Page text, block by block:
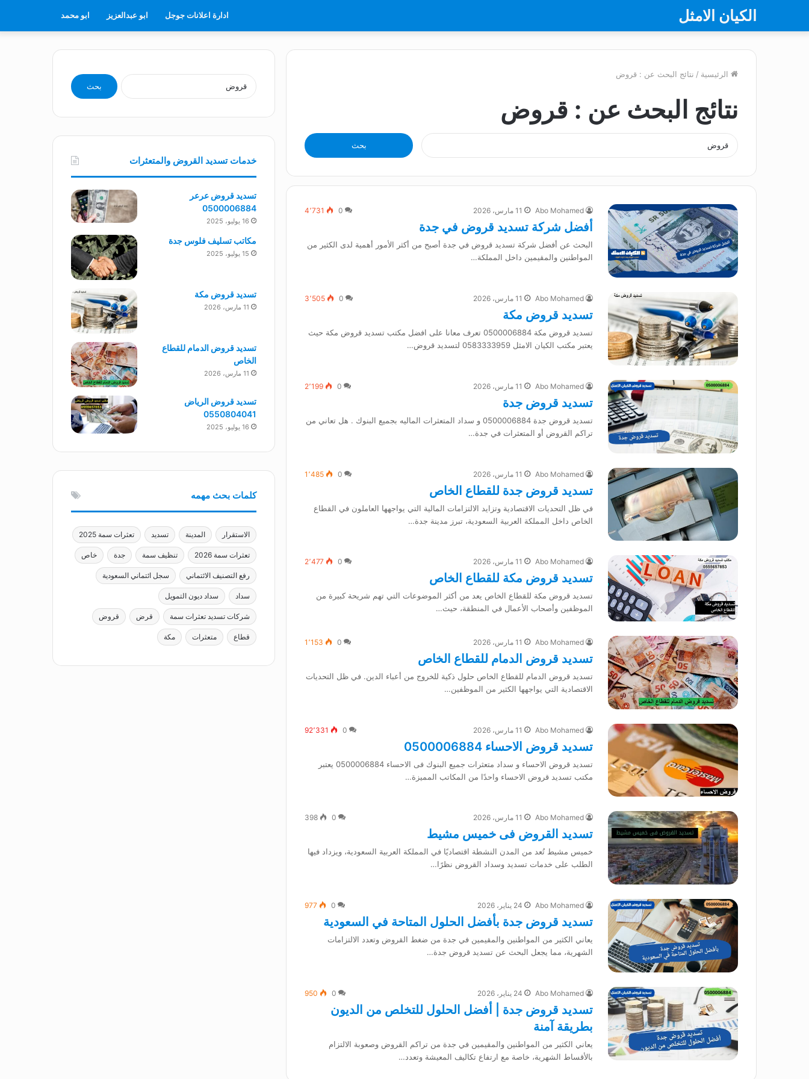
الكيان الامثل ادارة اعلانات جوجل ابو عبدالعزيز ابو محمد
الرئيسية / نتائج البحث عن : قروض
نتائج البحث عن : قروض
البحث
عن:
Abo Mohamed 11 مارس، 2026 0 4٬731
أفضل شركة تسديد قروض في جدة
البحث عن أفضل شركة تسديد قروض في جدة أصبح من أكثر الأمور أهمية لدى الكثير من
المواطنين والمقيمين داخل المملكة…
Abo Mohamed 11 مارس، 2026 0 3٬505
تسديد قروض مكة
تسديد قروض مكة 0500006884 تعرف معانا على افضل مكتب تسديد قروض مكة حيث
يعتبر مكتب الكيان الامثل 0583333959 لتسديد قروض…
Abo Mohamed 11 مارس، 2026 0 2٬199
تسديد قروض جدة
تسديد قروض جدة 0500006884 و سداد المتعثرات الماليه بجميع البنوك . هل تعاني من
تراكم القروض أو المتعثرات في جدة…
Abo Mohamed 11 مارس، 2026 0 1٬485
تسديد قروض جدة للقطاع الخاص
في ظل التحديات الاقتصادية وتزايد الالتزامات المالية التي يواجهها العاملون في القطاع
الخاص داخل المملكة العربية السعودية، تبرز مدينة جدة…
Abo Mohamed 11 مارس، 2026 0 2٬477
تسديد قروض مكة للقطاع الخاص
تسديد قروض مكة للقطاع الخاص يعد من أكثر الموضوعات التي تهم شريحة كبيرة من
الموظفين وأصحاب الأعمال في المنطقة، حيث…
Abo Mohamed 11 مارس، 2026 0 1٬153
تسديد قروض الدمام للقطاع الخاص
تسديد قروض الدمام للقطاع الخاص حلول ذكية للخروج من أعباء الدين. في ظل التحديات
الاقتصادية التي يواجهها الكثير من الموظفين…
Abo Mohamed 11 مارس، 2026 0 92٬331
تسديد قروض الاحساء 0500006884
تسديد قروض الاحساء و سداد متعثرات جميع البنوك فى الاحساء 0500006884 يعتبر
مكتب تسديد قروض الاحساء واحدًا من المكاتب المميزة…
Abo Mohamed 11 مارس، 2026 0
398
تسديد القروض فى خميس مشيط
خميس مشيط تُعد من المدن النشطة اقتصاديًا في المملكة العربية السعودية، ويزداد فيها
الطلب على خدمات تسديد وسداد القروض نظرًا…
Abo Mohamed 24 يناير، 2026 0
977
تسديد قروض جدة بأفضل الحلول المتاحة في السعودية
يعاني الكثير من المواطنين والمقيمين في جدة من ضغط القروض وتعدد الالتزامات
الشهرية، مما يجعل البحث عن تسديد قروض جدة…
Abo Mohamed 24 يناير، 2026 0
950
تسديد قروض جدة | أفضل الحلول للتخلص من الديون
بطريقة آمنة
يعاني الكثير من المواطنين والمقيمين في جدة من تراكم القروض وصعوبة الالتزام
بالأقساط الشهرية، خاصة مع ارتفاع تكاليف المعيشة وتعدد…
البحث
عن:
خدمات تسديد القروض والمتعثرات
تسديد قروض عرعر
0500006884
16 يوليو، 2025
مكاتب تسليف فلوس جدة
15 يوليو، 2025
تسديد قروض مكة
11 مارس، 2026
تسديد قروض الدمام للقطاع
الخاص
11 مارس، 2026
تسديد قروض الرياض
0550804041
16 يوليو، 2025
كلمات بحث مهمه
الاستقرار المدينة تسديد تعثرات سمة 2025
تعثرات سمة 2026 تنظيف سمة جدة خاص
رفع التصنيف الائتماني سجل ائتماني السعودية
سداد سداد ديون التمويل
شركات تسديد تعثرات سمة قرض قروض
قطاع متعثرات مكة